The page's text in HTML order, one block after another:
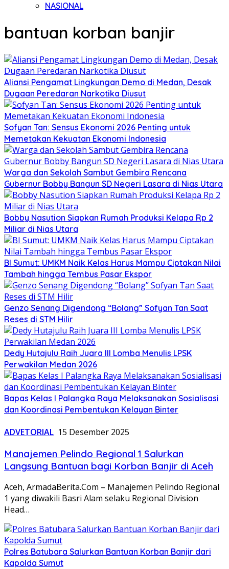
NASIONAL
bantuan korban banjir
Aliansi Pengamat Lingkungan Demo di Medan, Desak
Dugaan Peredaran Narkotika Diusut
Sofyan Tan: Sensus Ekonomi 2026 Penting untuk
Memetakan Kekuatan Ekonomi Indonesia
Warga dan Sekolah Sambut Gembira Rencana
Gubernur Bobby Bangun SD Negeri Lasara di Nias Utara
Bobby Nasution Siapkan Rumah Produksi Kelapa Rp 2
Miliar di Nias Utara
BI Sumut: UMKM Naik Kelas Harus Mampu Ciptakan Nilai
Tambah hingga Tembus Pasar Ekspor
Genzo Senang Digendong “Bolang” Sofyan Tan Saat
Reses di STM Hilir
Dedy Hutajulu Raih Juara III Lomba Menulis LPSK
Perwakilan Medan 2026
Bapas Kelas I Palangka Raya Melaksanakan Sosialisasi
dan Koordinasi Pembentukan Kelayan Binter
ADVETORIAL 15 Desember 2025
Manajemen Pelindo Regional 1 Salurkan
Langsung Bantuan bagi Korban Banjir di Aceh
Aceh, ArmadaBerita.Com – Manajemen Pelindo Regional
1 yang diwakili Basri Alam selaku Regional Division
Head…
Polres Batubara Salurkan Bantuan Korban Banjir dari
Kapolda Sumut